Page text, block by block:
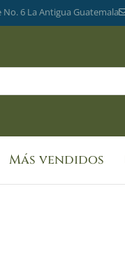
No. 6 La Antigua Guatemala
Más vendidos